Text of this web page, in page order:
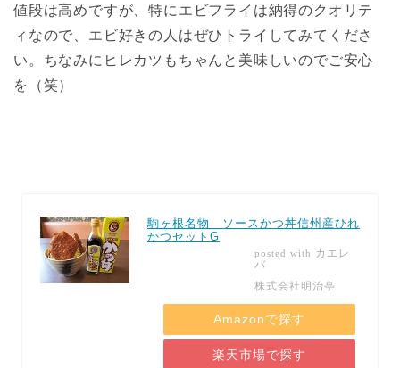
値段は高めですが、特にエビフライは納得のクオリテ
ィなので、エビ好きの人はぜひトライしてみてくださ
い。ちなみにヒレカツもちゃんと美味しいのでご安心
を（笑）
駒ヶ根名物 ソースかつ丼信州産ひれ
かつセットG
posted with カエレ
バ
株式会社明治亭
Amazonで探す
楽天市場で探す